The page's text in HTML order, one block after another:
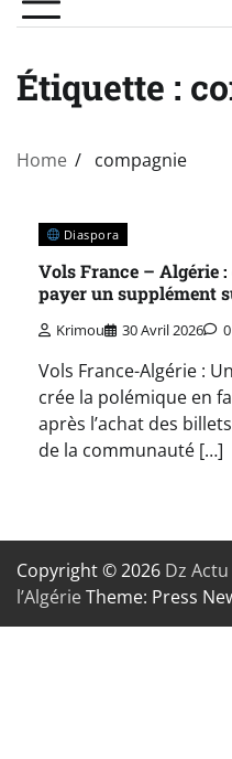
Étiquette :
Home compagnie
Diaspora
Vols France – Algérie
payer un supplément
Krimou 30 Avril 2026 0
Vols France-Algérie :
crée la polémique en
après l’achat des
de la communauté […]
Copyright © 2026 Dz
l’AlgérieTheme: Press